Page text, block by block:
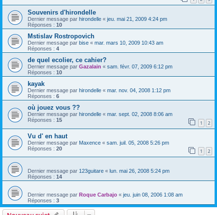
Souvenirs d'hirondelle
Dernier message par hirondelle « jeu. mai 21, 2009 4:24 pm
Réponses : 10
Mstislav Rostropovich
Dernier message par bise « mar. mars 10, 2009 10:43 am
Réponses : 4
de quel ecolier, ce cahier?
Dernier message par Gazalain « sam. févr. 07, 2009 6:12 pm
Réponses : 10
kayak
Dernier message par hirondelle « mar. nov. 04, 2008 1:12 pm
Réponses : 6
où jouez vous ??
Dernier message par hirondelle « mar. sept. 02, 2008 8:06 am
Réponses : 15 1 2
Vu d' en haut
Dernier message par Maxence « sam. juil. 05, 2008 5:26 pm
Réponses : 20 1 2
Dernier message par 123guitare « lun. mai 26, 2008 5:24 pm
Réponses : 14
Dernier message par Roque Carbajo « jeu. juin 08, 2006 1:08 am
Réponses : 3